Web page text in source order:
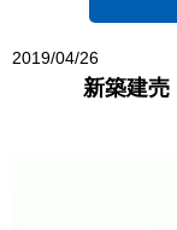
2019/04/26
新築建